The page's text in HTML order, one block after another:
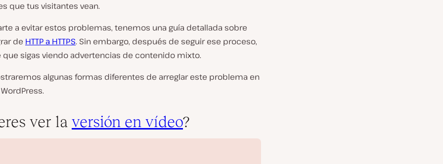
que tus visitantes vean.
a evitar estos problemas, tenemos una guía detallada sobre
de HTTP a HTTPS. Sin embargo, después de seguir ese proceso,
sigas viendo advertencias de contenido mixto.
algunas formas diferentes de arreglar este problema en
ver la versión en vídeo?